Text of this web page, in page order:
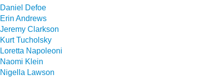
Daniel Defoe
Erin Andrews
Jeremy Clarkson
Kurt Tucholsky
Loretta Napoleoni
Naomi Klein
Nigella Lawson